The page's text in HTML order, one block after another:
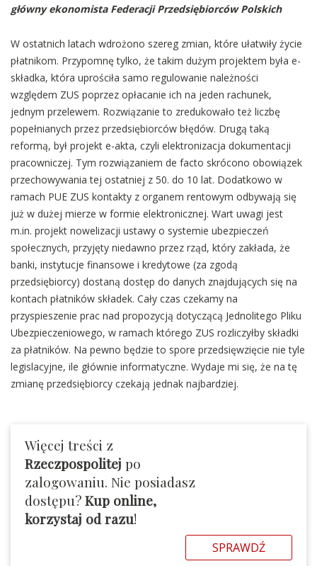
główny ekonomista Federacji Przedsiębiorców Polskich
W ostatnich latach wdrożono szereg zmian, które ułatwiły życie
płatnikom. Przypomnę tylko, że takim dużym projektem była e-
składka, która uprościła samo regulowanie należności
względem ZUS poprzez opłacanie ich na jeden rachunek,
jednym przelewem. Rozwiązanie to zredukowało też liczbę
popełnianych przez przedsiębiorców błędów. Drugą taką
reformą, był projekt e-akta, czyli elektronizacja dokumentacji
pracowniczej. Tym rozwiązaniem de facto skrócono obowiązek
przechowywania tej ostatniej z 50. do 10 lat. Dodatkowo w
ramach PUE ZUS kontakty z organem rentowym odbywają się
już w dużej mierze w formie elektronicznej. Wart uwagi jest
m.in. projekt nowelizacji ustawy o systemie ubezpieczeń
społecznych, przyjęty niedawno przez rząd, który zakłada, że
banki, instytucje finansowe i kredytowe (za zgodą
przedsiębiorcy) dostaną dostęp do danych znajdujących się na
kontach płatników składek. Cały czas czekamy na
przyspieszenie prac nad propozycją dotyczącą Jednolitego Pliku
Ubezpieczeniowego, w ramach którego ZUS rozliczyłby składki
za płatników. Na pewno będzie to spore przedsięwzięcie nie tyle
legislacyjne, ile głównie informatyczne. Wydaje mi się, że na tę
zmianę przedsiębiorcy czekają jednak najbardziej.
Więcej treści z
Rzeczpospolitej po
zalogowaniu. Nie posiadasz
dostępu?Kup online,
korzystaj od razu!
SPRAWDŹ